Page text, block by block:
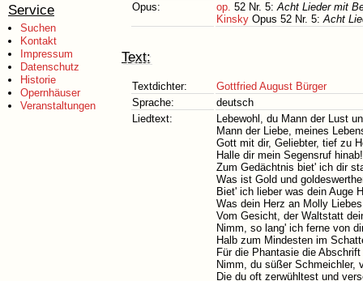
Service
Suchen
Kontakt
Impressum
Datenschutz
Historie
Opernhäuser
Veranstaltungen
Opus:
op. 52 Nr. 5:Acht Lieder mit
Kinsky Opus 52 Nr. 5:Acht
Text:
Textdichter:
Gottfried August Bürger
Sprache:
deutsch
Liedtext:
Lebewohl, du Mann der Lust
Mann der Liebe, meines
Gott mit dir, Geliebter, tief zu
Halle dir mein Segensruf hinab!
Zum Gedächtnis biet' ich dir
Was ist Gold und
Biet' ich lieber was dein Auge
Was dein Herz an Molly
Vom Gesicht, der Waltstatt
Nimm, so lang' ich ferne von
Halb zum Mindesten im
Für die Phantasie die
Nimm, du süßer Schmeichler,
Die du oft zerwühltest und